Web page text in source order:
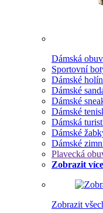
Dámská obuv
Sportovní
Dámské
Dámské
Dámské
Dámské
Dámská
Dámské
Dámské
Plavecká
Zobrazit
Zobrazit